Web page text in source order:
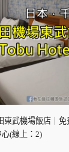
東武機場飯店｜
(線上：2)